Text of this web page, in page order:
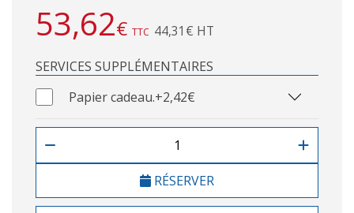
53,62€ TTC 44,31€ HT
SERVICES SUPPLÉMENTAIRES
Papier cadeau.+2,42€
RÉSERVER